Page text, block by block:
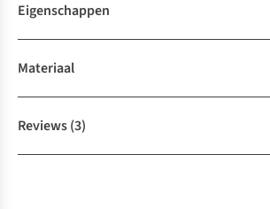
Eigenschappen
Materiaal
Reviews(3)